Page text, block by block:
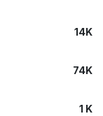
14K
74K
1 K